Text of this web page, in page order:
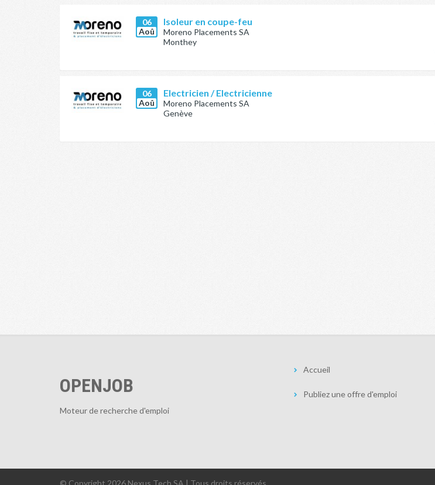
06
Aoû
Isoleur en coupe-feu
Moreno Placements SA
Monthey
06
Aoû
Electricien / Electricienne
Moreno Placements SA
Genève
OPENJOB
Moteur de recherche d'emploi
Accueil
Publiez une offre d'emploi
© Copyright 2026 Nexus Tech SA | Tous droits réservés